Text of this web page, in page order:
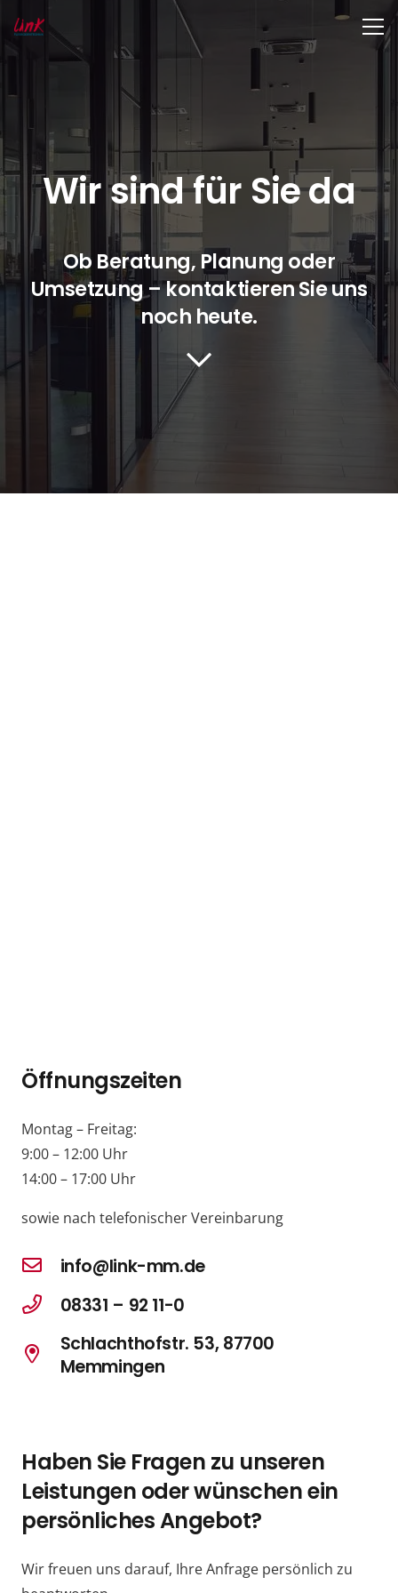
Wir sind für Sie da
Ob Beratung, Planung oder
Umsetzung – kontaktieren Sie uns
noch heute.
Öffnungszeiten
Montag – Freitag:
9:00 – 12:00 Uhr
14:00 – 17:00 Uhr
sowie nach telefonischer Vereinbarung
info@link-mm.de
08331 – 92 11-0
Schlachthofstr. 53, 87700
Memmingen
Haben Sie Fragen zu unseren
Leistungen oder wünschen ein
persönliches Angebot?
Wir freuen uns darauf, Ihre Anfrage persönlich zu